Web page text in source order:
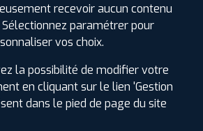
(BOL)
et véhicules utilitaires carrossés
TPMS
recevoir aucun contenu
paramétrer pour
vos choix.
la possibilité de modifier votre
en cliquant sur le lien 'Gestion
dans le pied de page du site